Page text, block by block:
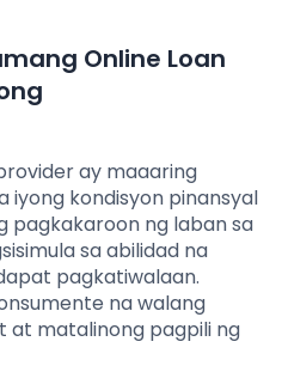
Online Loan
ay maaaring
iyong kondisyon pinansyal
pagkakaroon ng laban sa
sa abilidad na
pagkatiwalaan.
na walang
at matalinong pagpili ng